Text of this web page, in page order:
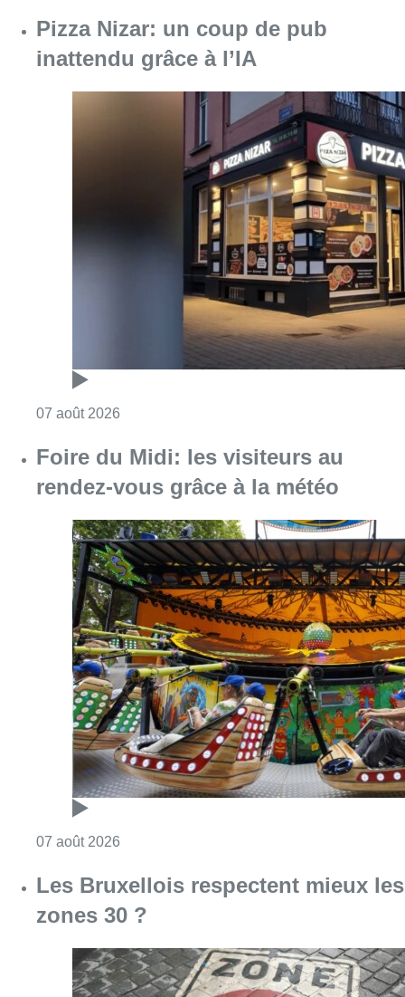
Consulter l'article "Pizza Nizar: un coup de
Foire du Midi: les visiteurs au
rendez-vous grâce à la météo
07 août 2026 Consulter l'article "Foire du Midi: les
Les Bruxellois respectent mieux les
zones 30 ?